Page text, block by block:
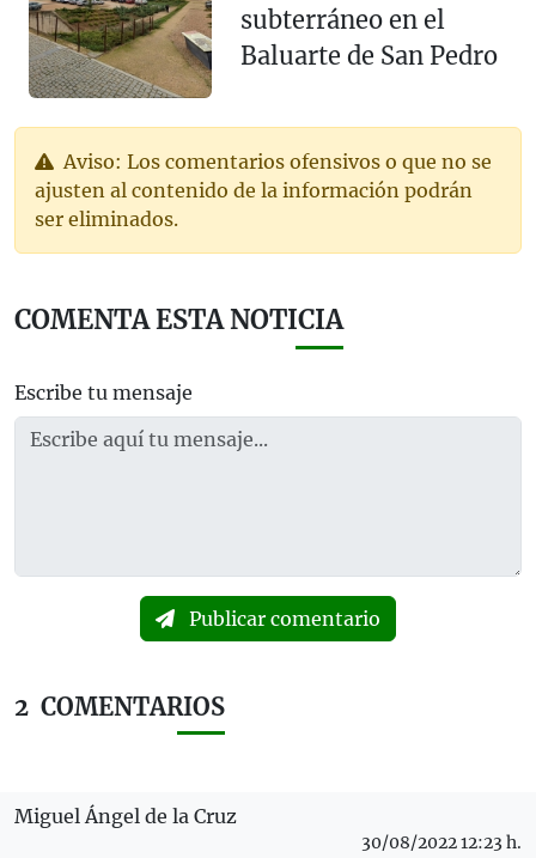
subterráneo en el
Baluarte de San Pedro
Aviso: Los comentarios ofensivos o que no se
ajusten al contenido de la información podrán
ser eliminados.
COMENTA ESTA NOTICIA
Escribe tu mensaje
Publicar comentario
2 COMENTARIOS
Miguel Ángel de la Cruz
30/08/2022 12:23 h.